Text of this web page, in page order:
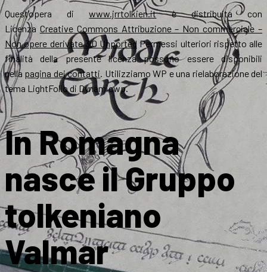
Quest’opera diwww.jrrtolkien.itè distribuita con
Licenza Creative Commons Attribuzione – Non commerciale –
Non opere derivate 3.0 UnportedPermessi ulteriori rispetto alle
finalità della presente licenza possono essere disponibili
nella pagina dei contatti. Utilizziamo WP e una rielaborazione del
tema LightFolio di Dynamicwp.
In Romagna
nasce il Gruppo
tolkeniano
Valmar